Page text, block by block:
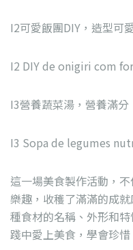
I2可愛飯團DIY，造型可愛
I2 DIY de onigiri com
I3營養蔬菜湯，營養滿分
I3 Sopa de legumes
這一場美食製作活動，
樂趣，收穫了滿滿的成
種食材的名稱、外形和
踐中愛上美食，學會珍惜